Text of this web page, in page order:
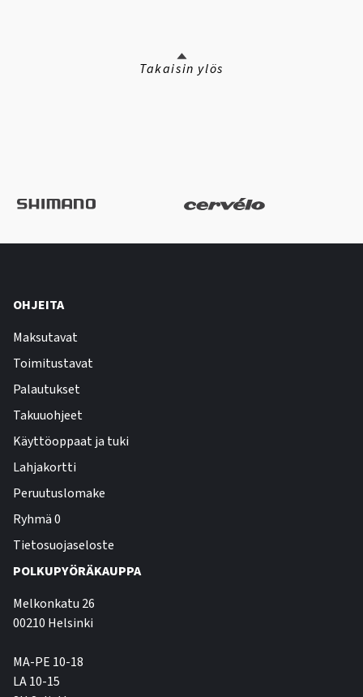
Takaisin ylös
OHJEITA
Maksutavat
Toimitustavat
Palautukset
Takuuohjeet
Käyttöoppaat ja tuki
Lahjakortti
Peruutuslomake
Ryhmä 0
Tietosuojaseloste
POLKUPYÖRÄKAUPPA
Melkonkatu 26
00210 Helsinki
MA-PE 10-18
LA 10-15